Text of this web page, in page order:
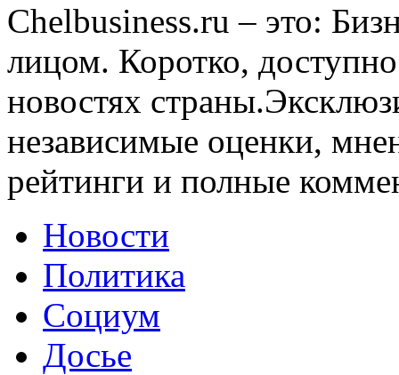
Chelbusiness.ru – это:
лицом. Коротко,
новостях
независимые оценки,
рейтинги и полные
Новости
Политика
Социум
Досье